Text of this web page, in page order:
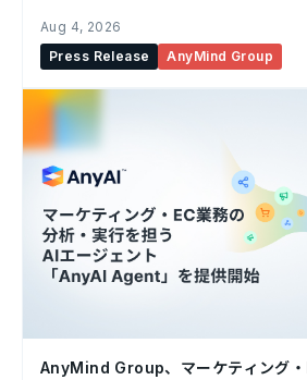
Aug 4, 2026
Press Release
AnyMind Group
AnyMind Group、マーケティング・